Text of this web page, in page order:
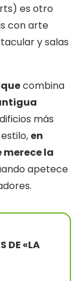
es otro
con arte
y salas
combina
más
en
merece la
apetece
DE «LA